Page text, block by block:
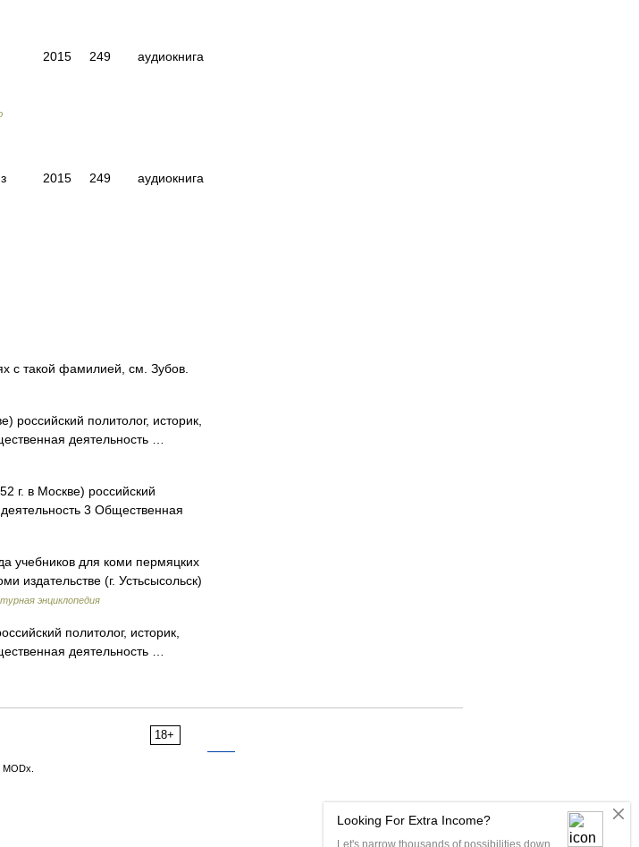
2015 249 аудиокнига
2015 249 аудиокнига
с такой фамилией, см. Зубов.
политолог, историк,
деятельность …
г. в Москве) российский
3 Общественная
учебников для коми пермяцких
издательстве (г. Устьсысольск)
энциклопедия
политолог, историк,
деятельность …
18+